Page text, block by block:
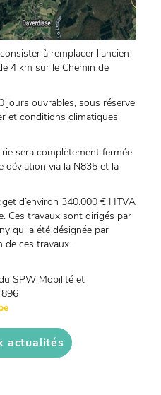
à remplacer l’ancien
4 km sur le Chemin de
jours ouvrables, sous réserve
et conditions climatiques
sera complètement fermée
déviation via la N835 et la
d’environ 340.000 € HTVA
Ces travaux sont dirigés par
qui a été désignée par
de ces travaux.
SPW Mobilité et
actualités